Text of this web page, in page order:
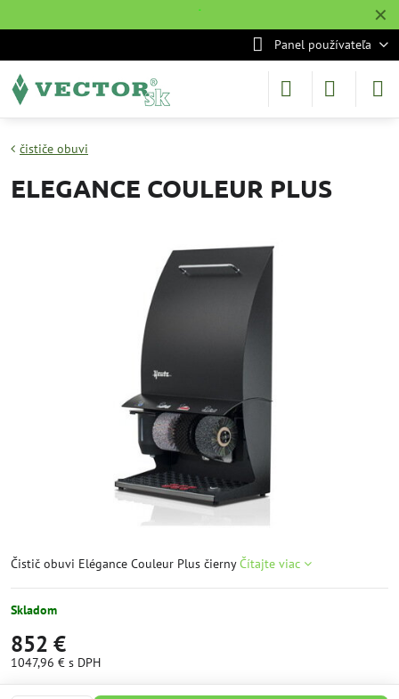
✕
˙
Panel používateľa
čističe obuvi
ELEGANCE COULEUR PLUS
Čistič obuvi Elégance Couleur Plus čiernyČítajte viac
Skladom
852 €
1047,96 € s DPH